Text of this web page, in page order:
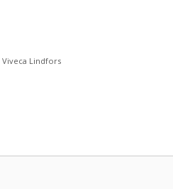
Viveca Lindfors